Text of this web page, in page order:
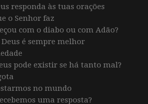
responda às tuas orações
o Senhor faz
com o diabo ou com Adão?
é sempre melhor
pode existir se há tanto mal?
no mundo
uma resposta?